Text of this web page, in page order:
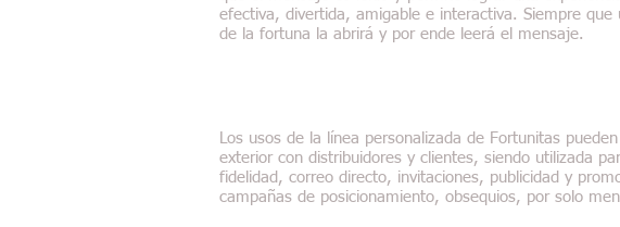
efectiva, divertida, amigable e interactiva. Siempre que
de la fortuna la abrirá y por ende leerá el mensaje.
Los usos de la línea personalizada de Fortunitas
exterior con distribuidores y clientes, siendo utilizada
fidelidad, correo directo, invitaciones, publicidad y
campañas de posicionamiento, obsequios, por solo